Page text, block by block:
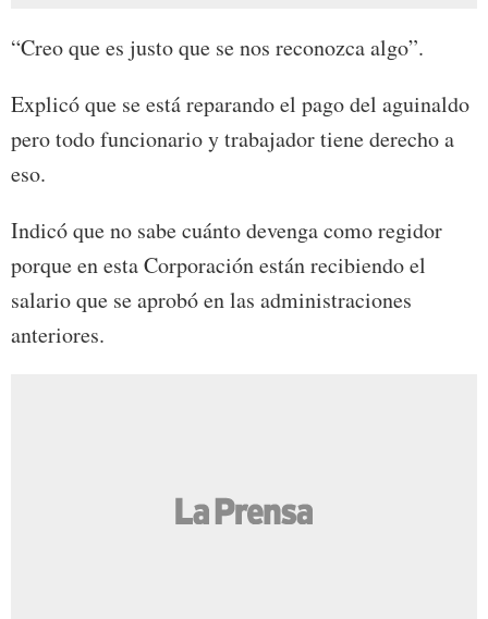
“Creo que es justo que se nos reconozca algo”.
Explicó que se está reparando el pago del aguinaldo
pero todo funcionario y trabajador tiene derecho a
eso.
Indicó que no sabe cuánto devenga como regidor
porque en esta Corporación están recibiendo el
salario que se aprobó en las administraciones
anteriores.